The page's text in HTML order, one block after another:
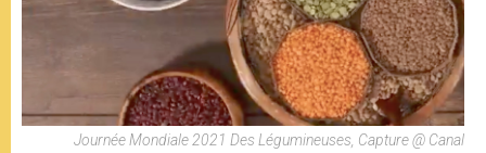
Journée Mondiale 2021 Des Légumineuses, Capture @ Canal